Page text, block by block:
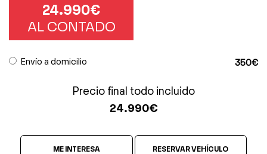
24.990€
AL CONTADO
Envío a domicilio 350€
Precio final todo incluido
24.990€
ME INTERESA RESERVAR VEHÍCULO